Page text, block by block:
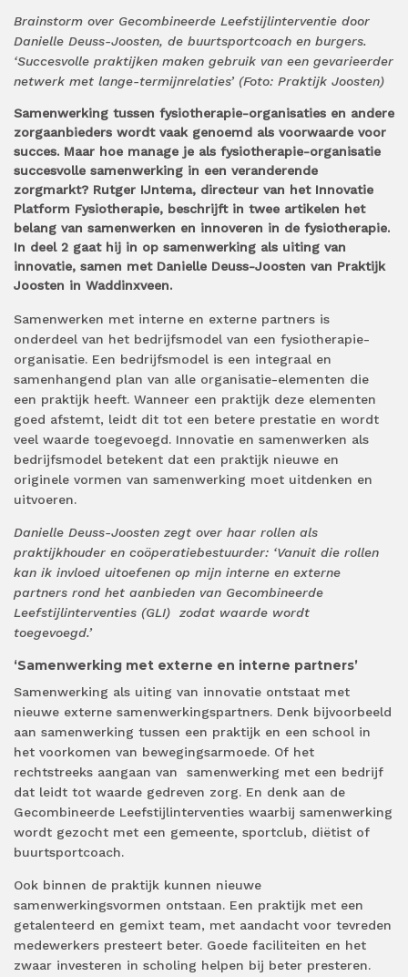
Brainstorm over Gecombineerde Leefstijlinterventie door
Danielle Deuss-Joosten, de buurtsportcoach en burgers.
‘Succesvolle praktijken maken gebruik van een gevarieerder
netwerk met lange-termijnrelaties’ (Foto: Praktijk Joosten)
Samenwerking tussen fysiotherapie-organisaties en andere
zorgaanbieders wordt vaak genoemd als voorwaarde voor
succes. Maar hoe manage je als fysiotherapie-organisatie
succesvolle samenwerking in een veranderende
zorgmarkt? Rutger IJntema, directeur van het Innovatie
Platform Fysiotherapie, beschrijft in twee artikelen het
belang van samenwerken en innoveren in de fysiotherapie.
In deel 2 gaat hij in op samenwerking als uiting van
innovatie, samen met Danielle Deuss-Joosten van Praktijk
Joosten in Waddinxveen.
Samenwerken met interne en externe partners is
onderdeel van het bedrijfsmodel van een fysiotherapie-
organisatie. Een bedrijfsmodel is een integraal en
samenhangend plan van alle organisatie-elementen die
een praktijk heeft. Wanneer een praktijk deze elementen
goed afstemt, leidt dit tot een betere prestatie en wordt
veel waarde toegevoegd. Innovatie en samenwerken als
bedrijfsmodel betekent dat een praktijk nieuwe en
originele vormen van samenwerking moet uitdenken en
uitvoeren.
Danielle Deuss-Joosten zegt over haar rollen als
praktijkhouder en coöperatiebestuurder: ‘Vanuit die rollen
kan ik invloed uitoefenen op mijn interne en externe
partners rond het aanbieden van Gecombineerde
Leefstijlinterventies (GLI) zodat waarde wordt
toegevoegd.’
‘Samenwerking met externe en interne partners’
Samenwerking als uiting van innovatie ontstaat met
nieuwe externe samenwerkingspartners. Denk bijvoorbeeld
aan samenwerking tussen een praktijk en een school in
het voorkomen van bewegingsarmoede. Of het
rechtstreeks aangaan van samenwerking met een bedrijf
dat leidt tot waarde gedreven zorg. En denk aan de
Gecombineerde Leefstijlinterventies waarbij samenwerking
wordt gezocht met een gemeente, sportclub, diëtist of
buurtsportcoach.
Ook binnen de praktijk kunnen nieuwe
samenwerkingsvormen ontstaan. Een praktijk met een
getalenteerd en gemixt team, met aandacht voor tevreden
medewerkers presteert beter. Goede faciliteiten en het
zwaar investeren in scholing helpen bij beter presteren.